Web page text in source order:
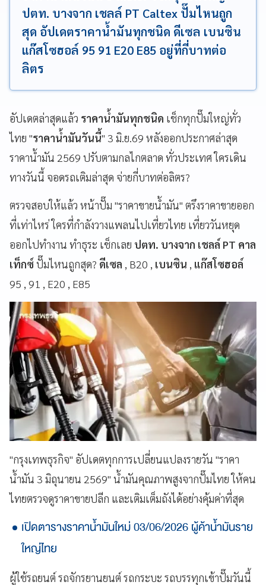
ปตท. บางจาก เชลล์ PT Caltex ปั๊มไหนถูก
สุด อัปเดตราคาน้ำมันทุกชนิด ดีเซล เบนซิน
แก๊สโซฮอล์ 95 91 E20 E85 อยู่ที่กี่บาทต่อ
ลิตร
อัปเดตล่าสุดแล้ว ราคาน้ำมันทุกชนิด เช็กทุกปั๊มใหญ่ทั่ว
ไทย "ราคาน้ำมันวันนี้" 3 มิ.ย.69 หลังออกประกาศล่าสุด
ราคาน้ำมัน 2569 ปรับตามกลไกตลาด ทั่วประเทศ ใครเดิน
ทางวันนี้ จอดรถเติมล่าสุด จ่ายกี่บาทต่อลิตร?
ตรวจสอบให้แล้ว หน้าปั๊ม "ราคาขายน้ำมัน" ตรึงราคาขายออก
ที่เท่าไหร่ ใครที่กำลังวางแพลนไปเที่ยวไทย เที่ยววันหยุด
ออกไปทำงาน ทำธุระ เช็กเลย ปตท. บางจาก เชลล์ PT คาล
เท็กซ์ปั๊มไหนถูกสุด? ดีเซล , B20 , เบนซิน , แก๊สโซฮอล์
95 , 91 , E20 , E85
"กรุงเทพธุรกิจ" อัปเดตทุกการเปลี่ยนแปลงรายวัน "ราคา
น้ำมัน 3 มิถุนายน 2569" น้ำมันคุณภาพสูงจากปั๊มไทย ให้คน
ไทยตรวจดูราคาขายปลีก และเติมเต็มถังได้อย่างคุ้มค่าที่สุด
เปิดตารางราคาน้ำมันใหม่ 03/06/2026 ผู้ค้าน้ำมันราย
ใหญ่ไทย
ผู้ใช้รถยนต์ รถจักรยานยนต์ รถกระบะ รถบรรทุกเข้าปั๊มวันนี้